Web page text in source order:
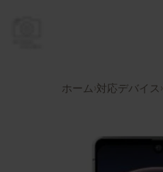
ホーム 対応デバイス